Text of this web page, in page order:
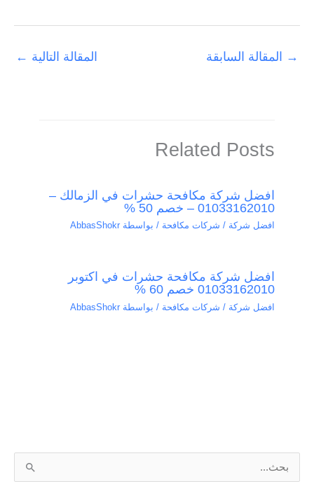
→ المقالة السابقة المقالة التالية ←
Related Posts
افضل شركة مكافحة حشرات في الزمالك –
01033162010 – خصم 50 %
افضل شركة / شركات مكافحة / بواسطة AbbasShokr
افضل شركة مكافحة حشرات في اكتوبر
01033162010 خصم 60 %
افضل شركة / شركات مكافحة / بواسطة AbbasShokr